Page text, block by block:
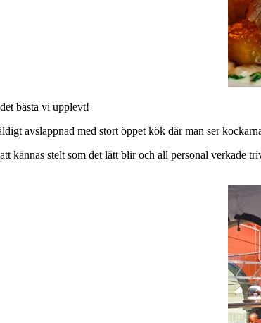
bästa vi upplevt!
avslappnad med stort öppet kök där man ser
kännas stelt som det lätt blir och all personal verkade